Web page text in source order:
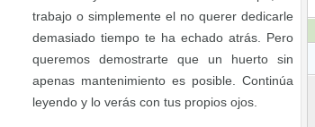
trabajo o simplemente el no querer dedicarle
demasiado tiempo te ha echado atrás. Pero
queremos demostrarte que un huerto sin
apenas mantenimiento es posible. Continúa
leyendo y lo verás con tus propios ojos.